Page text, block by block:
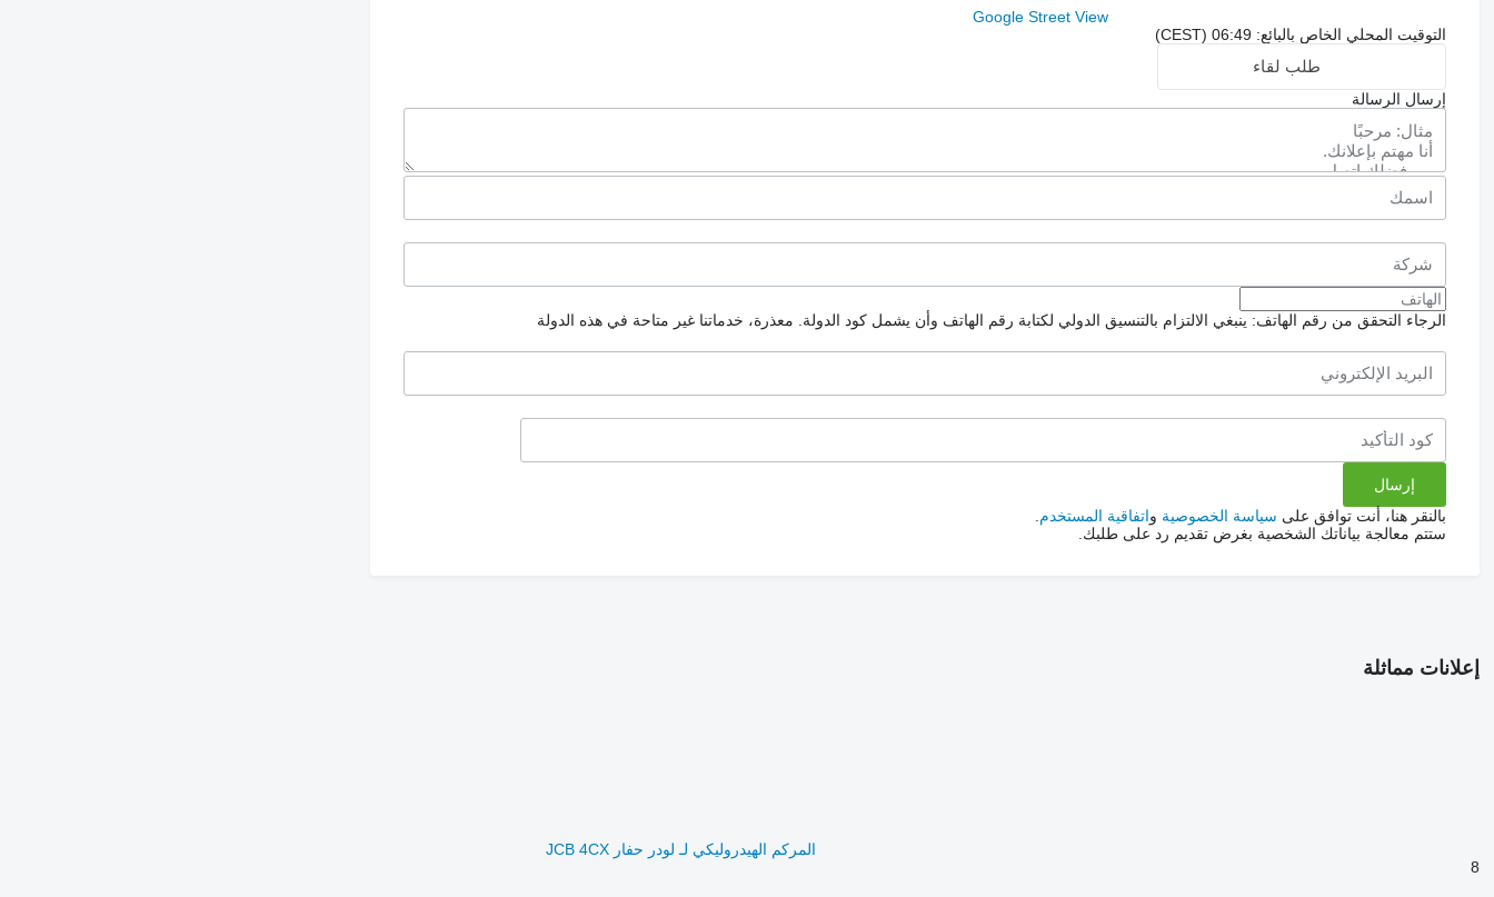
Google Street View
التوقيت المحلي الخاص بالبائع: 06:49 (CEST)
طلب لقاء
إرسال الرسالة
الرجاء التحقق من رقم الهاتف: ينبغي الالتزام بالتنسيق الدولي لكتابة رقم الهاتف وأن يشمل كود الدولة. معذرة، خدماتنا غير متاحة في هذه الدولة
بالنقر هنا، أنت توافق على سياسة الخصوصية واتفاقية المستخدم
ستتم معالجة بياناتك الشخصية بغرض تقديم رد على طلبك.
إعلانات مماثلة
المركم الهيدروليكي لـ لودر حفار JCB 4CX
8